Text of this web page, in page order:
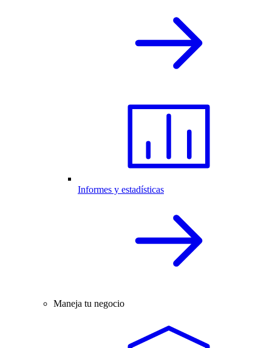
Informes y estadísticas
Maneja tu negocio